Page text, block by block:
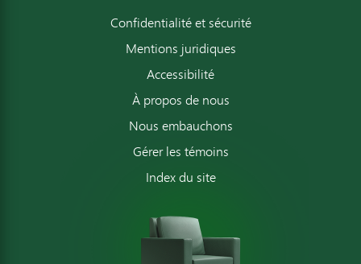
Confidentialité et sécurité
Mentions juridiques
Accessibilité
À propos de nous
Nous embauchons
Gérer les témoins
Index du site